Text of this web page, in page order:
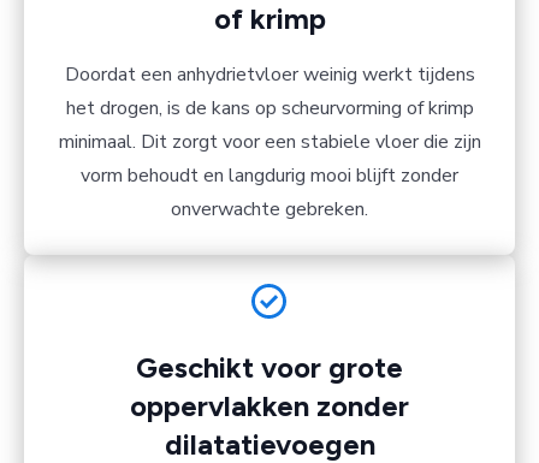
of krimp
Doordat een anhydrietvloer weinig werkt tijdens
het drogen, is de kans op scheurvorming of krimp
minimaal. Dit zorgt voor een stabiele vloer die zijn
vorm behoudt en langdurig mooi blijft zonder
onverwachte gebreken.
Geschikt voor grote
oppervlakken zonder
dilatatievoegen